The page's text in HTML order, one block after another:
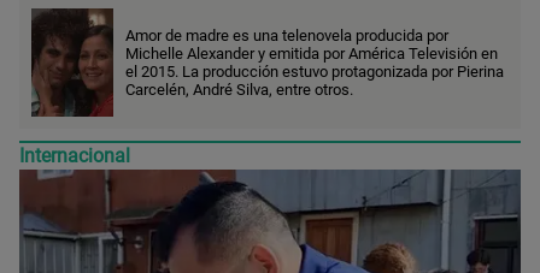
Amor de madre es una telenovela producida por
Michelle Alexander y emitida por América Televisión en
el 2015. La producción estuvo protagonizada por Pierina
Carcelén, André Silva, entre otros.
Internacional